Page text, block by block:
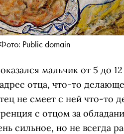
Фото: Public domain
мальчик от 5 до
отца, что-то
не смеет с ней что-то
с отцом за
сильное, но не всегда